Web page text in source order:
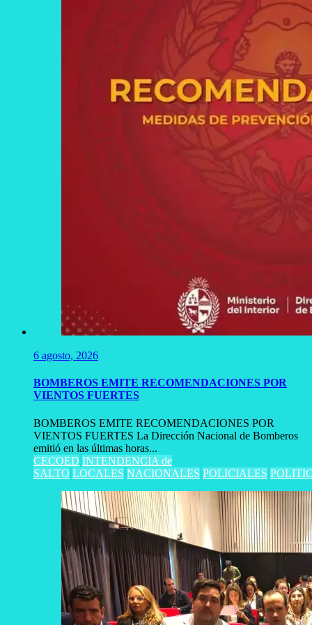
6 agosto, 2026
BOMBEROS EMITE RECOMENDACIONES POR
VIENTOS FUERTES
BOMBEROS EMITE RECOMENDACIONES POR
VIENTOS FUERTES La Dirección Nacional de Bomberos
emitió en las últimas horas...
CECOED INTENDENCIA de
SALTO LOCALES NACIONALES POLICIALES